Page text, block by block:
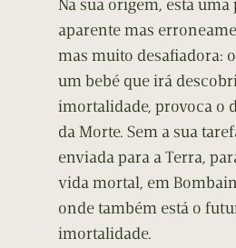
Na sua origem, está
aparente mas
mas muito desafiadora:
um bebé que irá
imortalidade, provoca o
da Morte. Sem a sua
enviada para a Terra,
vida mortal, em
onde também está o
imortalidade.